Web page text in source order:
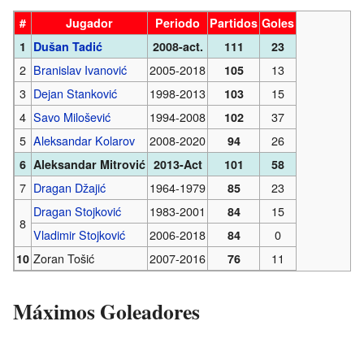
# Jugador Periodo Partidos Goles
1 Dušan Tadić 2008-act. 111 23
2 Branislav Ivanović 2005-2018 105
13
3 Dejan Stanković 1998-2013 103
15
4 Savo Milošević 1994-2008 102
37
5 Aleksandar Kolarov 2008-2020 94 26
6 Aleksandar Mitrović 2013-Act 101 58
7 Dragan Džajić 1964-1979 85 23
8
Dragan Stojković 1983-2001 84
15
Vladimir Stojković
2006-2018 84 0
10 Zoran Tošić 2007-2016 76 11
Máximos Goleadores